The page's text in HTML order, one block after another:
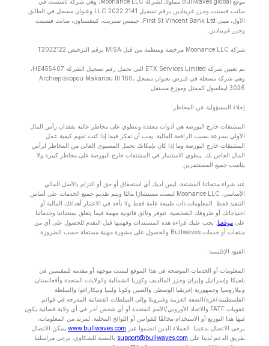
سانت فنسنت وجزر غرينادين برقم تسجيل 2141 LLC 2022 وعنوان مسجل في الطابق
الأول، مبنى First St Vincent Bank Ltd، جيمس ستريت، كينغستاون، سانت فنسنت
وجزر غرينادين.
شركة Moonance LLC مرخصة ومنظمة من قبل MISA برقم الترخيص T2022122
تم تعيين شركة ETX Services Limited التي تحمل رقم تسجيل الشركة HE455407،
وهي شركة مسجلة في قبرص بعنوان مسجل Archiepiskopou Makariou lll 160،
3026 ليماسول كممثل وموزع مستقل.
إخلاء المسؤولية عن المخاطر:
المشتقات خارج البورصة هي أدوات معقدة وتنطوي على مخاطر عالية بفقدان رأس المال
الأولي بسرعة بسبب الرافعة المالية. يجب أن تفكر فيما إذا كنت تفهم كيفية عمل
المشتقات خارج البورصة وما إذا كان بإمكانك تحمل المستوى العالي من المخاطر لرأس
المال الخاص بك. ينطوي الاستثمار في المشتقات خارج البورصة على مخاطر كبيرة ولا
يناسب جميع المستثمرين.
عند شراء منتجاتنا المشتقة، ليس لديك أي استحقاق أو حق أو التزام بالأصل المالي
الأساسي. Moonance LLC ليست مستشارًا ماليًا ويتم تقديم جميع الخدمات على أساس
التنفيذ فقط. المعلومات ذات طبيعة عامة فقط ولا تأخذ في الاعتبار أهدافك المالية أو
احتياجاتك أو ظروفك الشخصية. تتوفر وثائق قانونية مهمة فيما يتعلق بمنتجاتنا وخدماتنا
على موقعنا . يجب عليك قراءة هذه المستندات وفهمها قبل التقدم للحصول على أي من
منتجات أو خدمات Bullwaves والحصول على مشورة مهنية مستقلة حسب الضرورة.
القيود الإقليمية:
المعلومات أو الخدمات الموضحة في هذا الموقع ليست موجهة أو مقدمة للمقيمين في
بلجيكا وإسرائيل وإيران وجزر المالديف وكوريا الشمالية والولايات المتحدة وأفغانستان
وبيلاروسيا وجمهورية إفريقيا الوسطى والصين وكوبا وليبيا ونيكاراغوا والسلطة
الفلسطينية/غزة/الضفة الغربية وفنزويلا وإلى السلطات القضائية المدرجة في قوائم
عقوبات FATF والاتحاد الأوروبي/الأمم المتحدة أو أي شخص آخر في أي ولاية قضائية يكون
فيها هذا التوزيع أو الاستخدام مخالفًا للقوانين أو اللوائح المحلية. لمزيد من المعلومات،
يرجى الاتصال بدعمنا. العملاء الذين انضموا عبر www.bullwaves.com يمكن الاتصال
بفريق الدعم لدينا على support@bullwaves.com .بالنسبة للشكاوى، يرجى مراسلتنا